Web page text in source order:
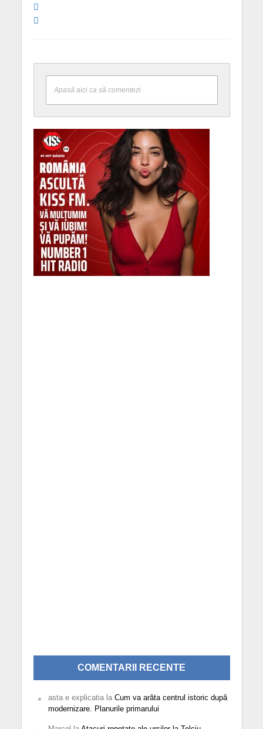
Apasă aici ca să comentezi
COMENTARII RECENTE
asta e explicatiala Cum va arăta centrul istoric după
modernizare. Planurile primarului